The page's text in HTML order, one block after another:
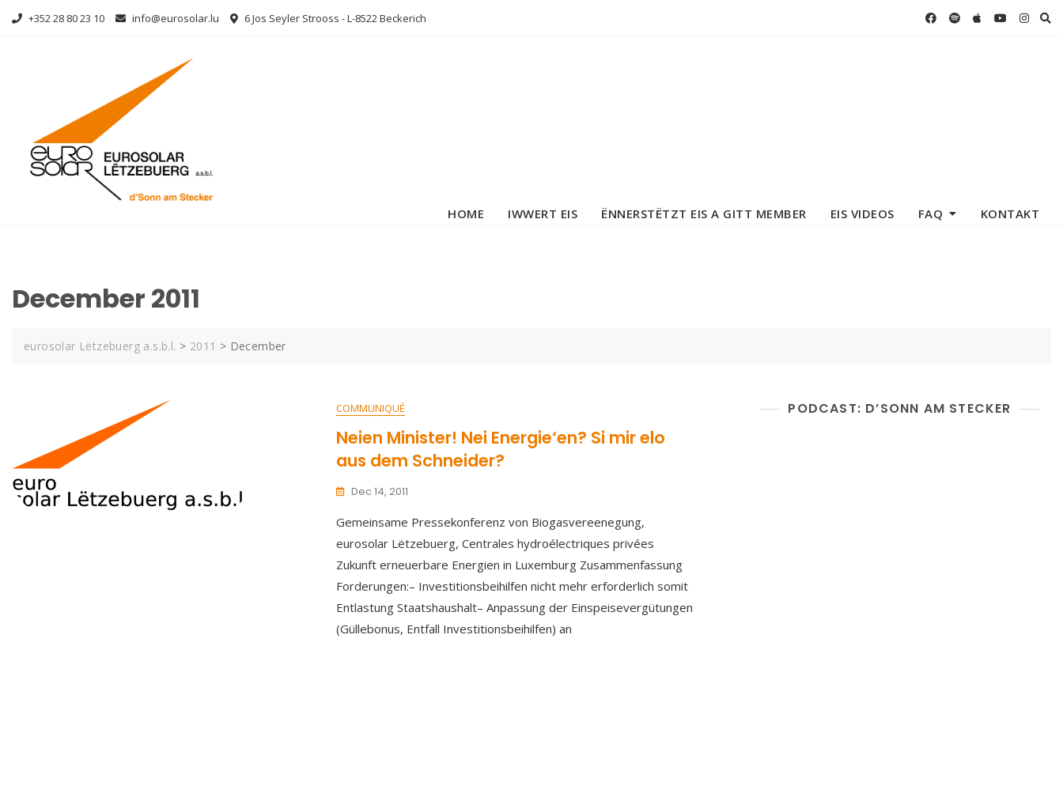
Skip
+352 28 80 23 10 info@eurosolar.lu 6 Jos Seyler Strooss - L-8522 Beckerich
HOME IWWERT EIS ËNNERSTËTZT EIS A GITT MEMBER EIS VIDEOS FAQ KONTAKT
December 2011
eurosolar Lëtzebuerg a.s.b.l. > 2011 > December
COMMUNIQUÉ
Neien Minister! Nei Energie‘en? Si mir elo
aus dem Schneider?
Dec 14, 2011
Gemeinsame Pressekonferenz von Biogasvereenegung,
eurosolar Lëtzebuerg, Centrales hydroélectriques privées
Zukunft erneuerbare Energien in Luxemburg Zusammenfassung
Forderungen:– Investitionsbeihilfen nicht mehr erforderlich somit
Entlastung Staatshaushalt– Anpassung der Einspeisevergütungen
(Güllebonus, Entfall Investitionsbeihilfen) an
PODCAST: D’SONN AM STECKER